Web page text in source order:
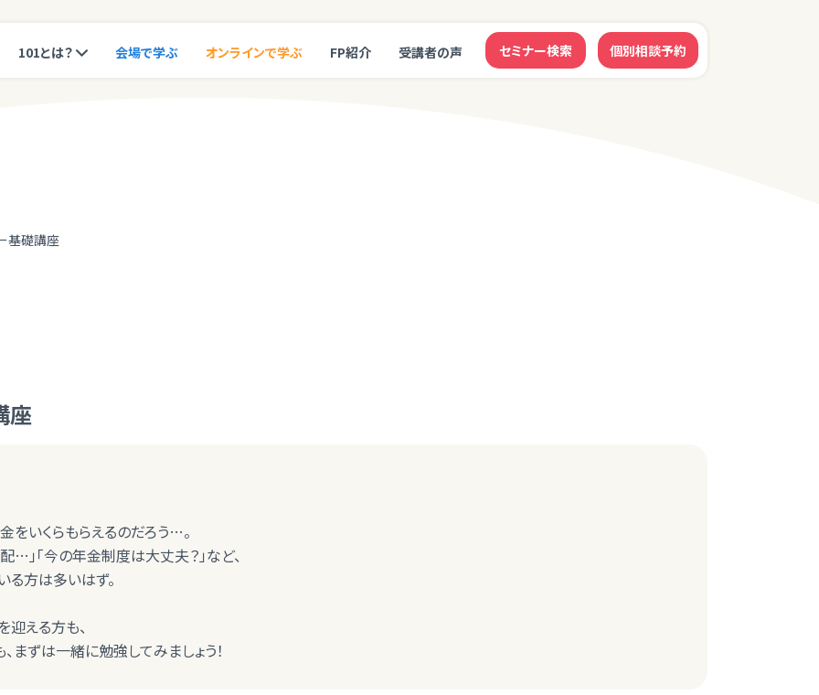
101とは？ 会場で学ぶ オンラインで学ぶ FP紹介 受講者の声 セミナー検索 個別相談予約
基礎講座
座
いくらもらえるのだろう…。
…」「今の年金制度は大丈夫？」など、
方は多いはず。
える方も、
まずは一緒に勉強してみましょう！